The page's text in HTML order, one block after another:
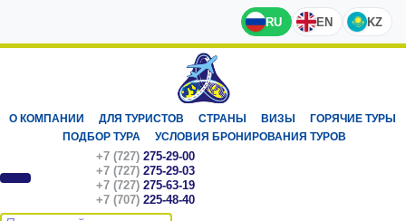
RU EN KZ
О КОМПАНИИ ДЛЯ ТУРИСТОВ СТРАНЫ ВИЗЫ
ГОРЯЧИЕ ТУРЫ
ПОДБОР ТУРА
УСЛОВИЯ БРОНИРОВАНИЯ ТУРОВ
+7 (727) 275-29-00
+7 (727) 275-29-03
+7 (727) 275-63-19
+7 (707) 225-48-40